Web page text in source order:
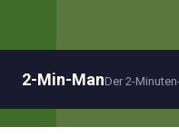
2-Min-ManDer 2-